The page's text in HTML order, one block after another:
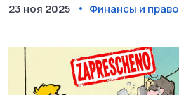
23 ноя 2025 Финансы и право